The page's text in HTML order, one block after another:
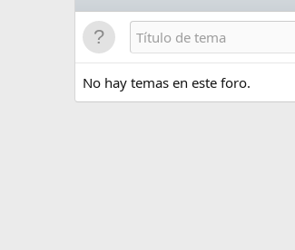
No hay temas en este foro.